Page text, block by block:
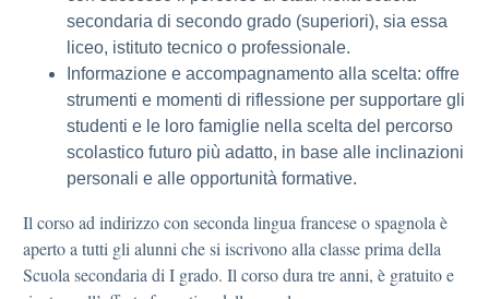
secondaria di secondo grado (superiori), sia essa
liceo, istituto tecnico o professionale.
Informazione e accompagnamento alla scelta: offre
strumenti e momenti di riflessione per supportare gli
studenti e le loro famiglie nella scelta del percorso
scolastico futuro più adatto, in base alle inclinazioni
personali e alle opportunità formative.
Il corso ad indirizzo con seconda lingua francese o spagnola è
aperto a tutti gli alunni che si iscrivono alla classe prima della
Scuola secondaria di I grado. Il corso dura tre anni, è gratuito e